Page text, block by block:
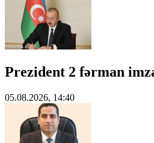
Prezident 2 fərman
05.08.2026, 14:40